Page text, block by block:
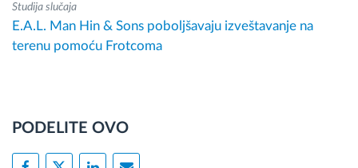
Studija slučaja
E.A.L. Man Hin & Sons poboljšavaju izveštavanje na
terenu pomoću Frotcoma
PODELITE OVO